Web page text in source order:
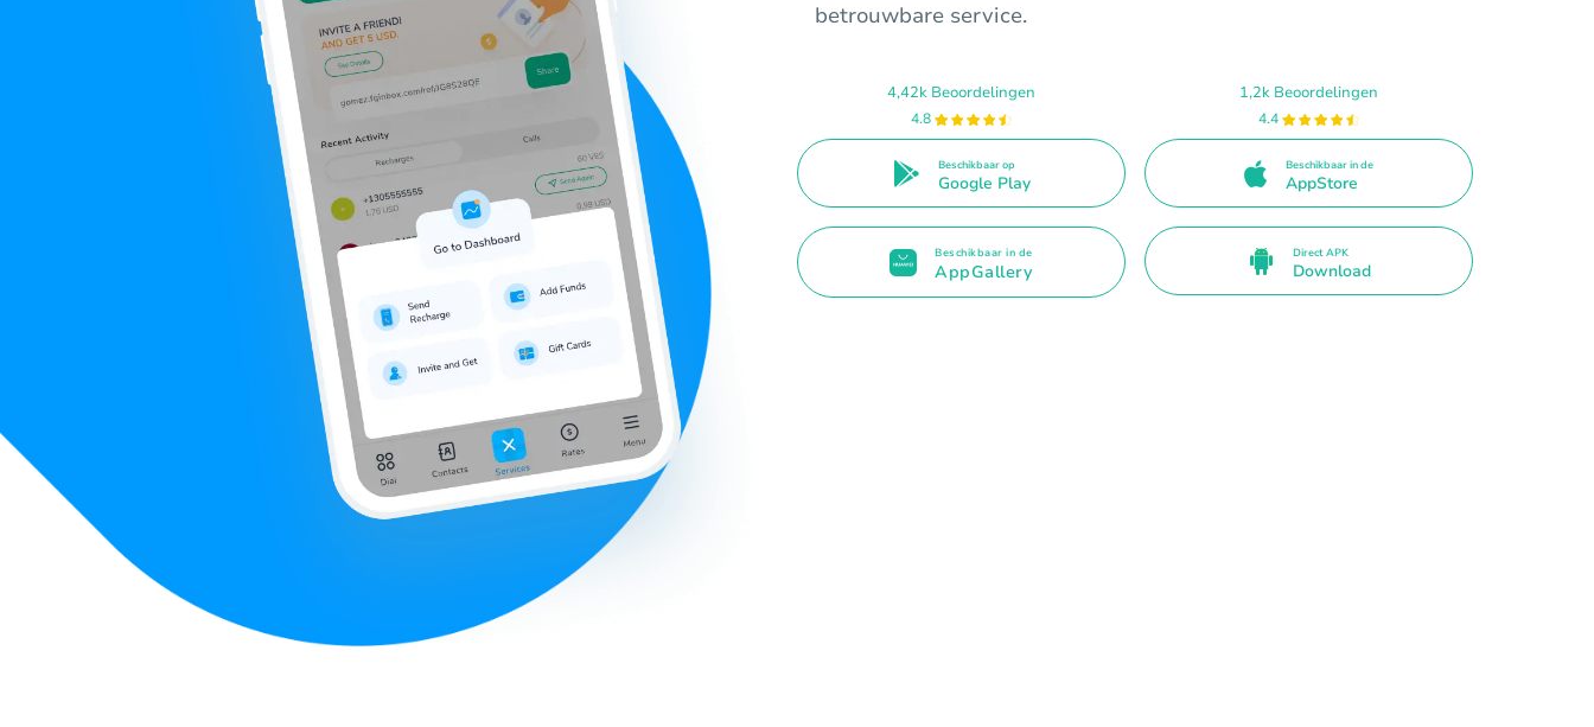
betrouwbare service.
4,42k Beoordelingen
4.8
Beschikbaar op
Google Play
1,2k Beoordelingen
4.4
Beschikbaar in de
AppStore
Beschikbaar in de
AppGallery
Direct APK
Download